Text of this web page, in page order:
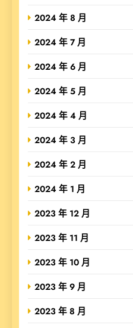
2024 年 8 月
2024 年 7 月
2024 年 6 月
2024 年 5 月
2024 年 4 月
2024 年 3 月
2024 年 2 月
2024 年 1 月
2023 年 12 月
2023 年 11 月
2023 年 10 月
2023 年 9 月
2023 年 8 月